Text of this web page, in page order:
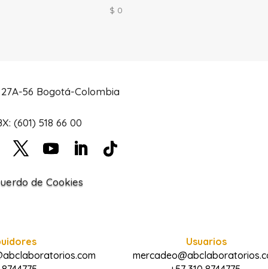
$ 0
56 Bogotá-Colombia
(601) 518 66 00
de Cookies
Usuarios